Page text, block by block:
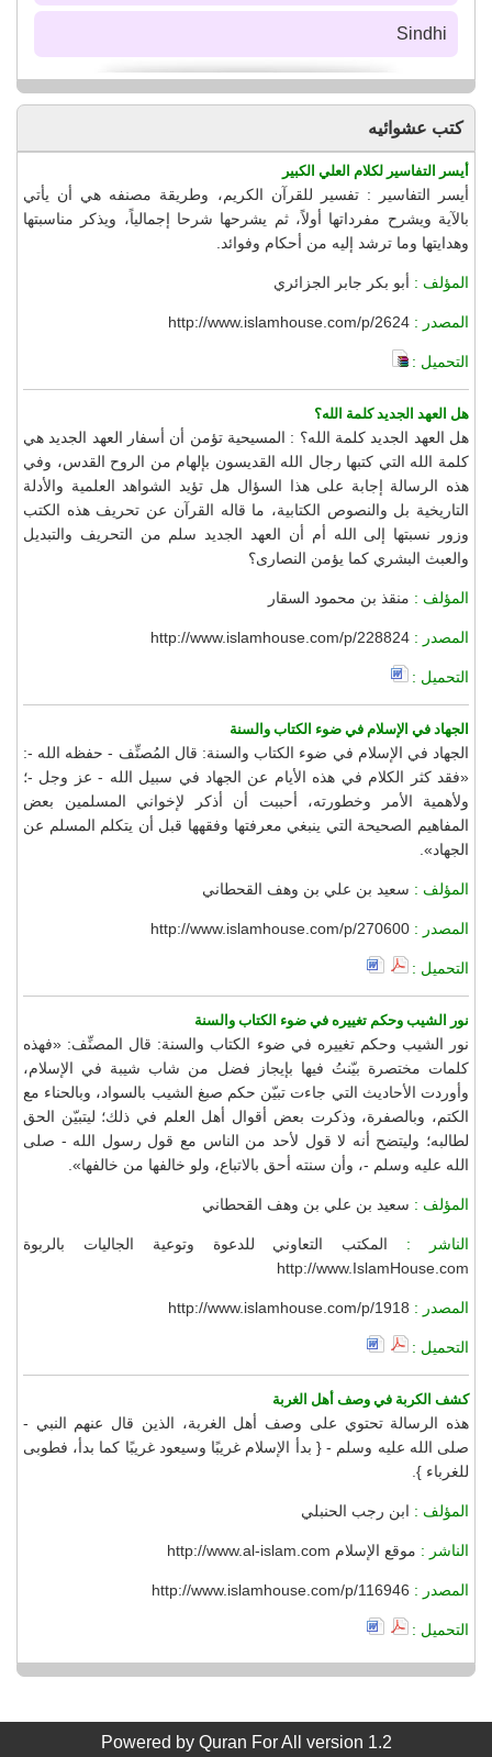
Sindhi
كتب عشوائيه
أيسر التفاسير لكلام العلي الكبير
أيسر التفاسير : تفسير للقرآن الكريم، وطريقة مصنفه هي أن يأتي
بالآية ويشرح مفرداتها أولاً، ثم يشرحها شرحا إجمالياً، ويذكر مناسبتها
وهدايتها وما ترشد إليه من أحكام وفوائد.
المؤلف : أبو بكر جابر الجزائري
المصدر : http://www.islamhouse.com/p/2624
التحميل :
هل العهد الجديد كلمة الله؟
هل العهد الجديد كلمة الله؟ : المسيحية تؤمن أن أسفار العهد الجديد هي
كلمة الله التي كتبها رجال الله القديسون بإلهام من الروح القدس، وفي
هذه الرسالة إجابة على هذا السؤال هل تؤيد الشواهد العلمية والأدلة
التاريخية بل والنصوص الكتابية، ما قاله القرآن عن تحريف هذه الكتب
وزور نسبتها إلى الله أم أن العهد الجديد سلم من التحريف والتبديل
والعبث البشري كما يؤمن النصارى؟
المؤلف : منقذ بن محمود السقار
المصدر : http://www.islamhouse.com/p/228824
التحميل :
الجهاد في الإسلام في ضوء الكتاب والسنة
الجهاد في الإسلام في ضوء الكتاب والسنة: قال المُصنِّف - حفظه الله -:
«فقد كثر الكلام في هذه الأيام عن الجهاد في سبيل الله - عز وجل -؛
ولأهمية الأمر وخطورته، أحببت أن أذكر لإخواني المسلمين بعض
المفاهيم الصحيحة التي ينبغي معرفتها وفقهها قبل أن يتكلم المسلم عن
الجهاد».
المؤلف : سعيد بن علي بن وهف القحطاني
المصدر : http://www.islamhouse.com/p/270600
التحميل :
نور الشيب وحكم تغييره في ضوء الكتاب والسنة
نور الشيب وحكم تغييره في ضوء الكتاب والسنة: قال المصنِّف: «فهذه
كلمات مختصرة بيّنتُ فيها بإيجاز فضل من شاب شيبة في الإسلام،
وأوردت الأحاديث التي جاءت تبيّن حكم صبغ الشيب بالسواد، وبالحناء مع
الكتم، وبالصفرة، وذكرت بعض أقوال أهل العلم في ذلك؛ ليتبيّن الحق
لطالبه؛ وليتضح أنه لا قول لأحد من الناس مع قول رسول الله - صلى
الله عليه وسلم -، وأن سنته أحق بالاتباع، ولو خالفها من خالفها».
المؤلف : سعيد بن علي بن وهف القحطاني
الناشر : المكتب التعاوني للدعوة وتوعية الجاليات بالربوة
http://www.IslamHouse.com
المصدر : http://www.islamhouse.com/p/1918
التحميل :
كشف الكربة في وصف أهل الغربة
هذه الرسالة تحتوي على وصف أهل الغربة، الذين قال عنهم النبي -
صلى الله عليه وسلم - { بدأ الإسلام غريبًا وسيعود غريبًا كما بدأ، فطوبى
للغرباء }.
المؤلف : ابن رجب الحنبلي
الناشر : موقع الإسلام http://www.al-islam.com
المصدر : http://www.islamhouse.com/p/116946
التحميل :
Powered by Quran For All version 1.2